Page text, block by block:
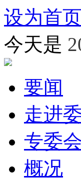
设为首页
今天是
要闻
走进
专委会
概况